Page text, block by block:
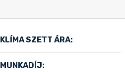
KLÍMA SZETT ÁRA:
MUNKADÍJ: